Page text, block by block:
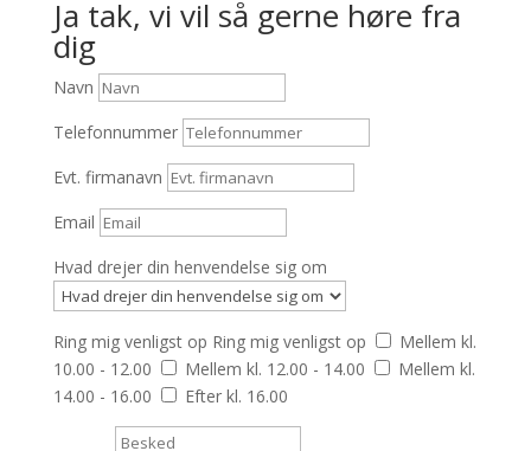
Ja tak, vi vil så gerne høre fra
dig
Navn
Telefonnummer
Evt. firmanavn
Email
Hvad drejer din henvendelse sig om
Ring mig venligst op Ring mig venligst op
Mellem kl.
10.00 - 12.00
Mellem kl. 12.00 - 14.00
Mellem kl.
14.00 - 16.00
Efter kl. 16.00